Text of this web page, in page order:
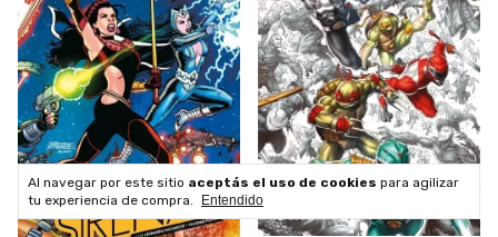
Al navegar por este sitio aceptás el uso de cookies para agilizar
tu experiencia de compra.
Entendido